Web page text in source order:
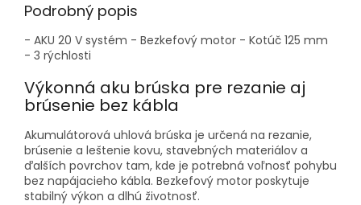
Podrobný popis
- AKU 20 V systém - Bezkefový motor - Kotúč 125 mm
- 3 rýchlosti
Výkonná aku brúska pre rezanie aj
brúsenie bez kábla
Akumulátorová uhlová brúska je určená na rezanie,
brúsenie a leštenie kovu, stavebných materiálov a
ďalších povrchov tam, kde je potrebná voľnosť pohybu
bez napájacieho kábla. Bezkefový motor poskytuje
stabilný výkon a dlhú životnosť.